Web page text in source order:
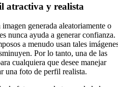
atractiva y realista
generada aleatoriamente o
nunca ayuda a generar confianza.
a menudo usan tales
Por lo tanto, una de las
cualquiera que desee manejar
una foto de perfil realista.